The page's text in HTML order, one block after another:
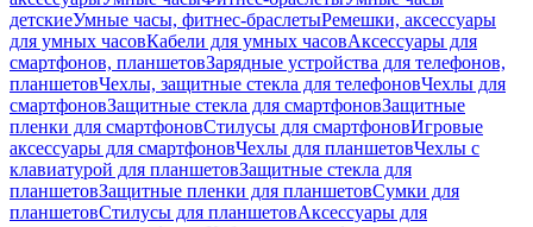
детскиеУмные часы, фитнес-браслетыРемешки, аксессуары
для умных часовКабели для умных часовАксессуары для
смартфонов, планшетовЗарядные устройства для телефонов,
планшетовЧехлы, защитные стекла для телефоновЧехлы для
смартфоновЗащитные стекла для смартфоновЗащитные
пленки для смартфоновСтилусы для смартфоновИгровые
аксессуары для смартфоновЧехлы для планшетовЧехлы с
клавиатурой для планшетовЗащитные стекла для
планшетовЗащитные пленки для планшетовСумки для
планшетовСтилусы для планшетовАксессуары для